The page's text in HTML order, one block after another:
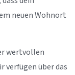
neuen Wohnort
wertvollen
verfügen über das